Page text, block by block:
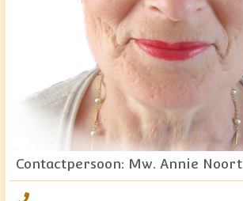
Contactpersoon: Mw. Annie Noort